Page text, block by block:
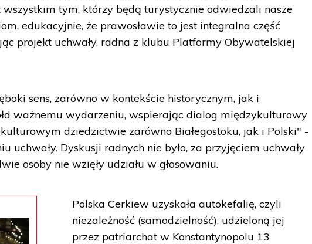
tym, którzy będą turystycznie odwiedzali nasze
edukacyjnie, że prawosławie to jest integralna część
projekt uchwały, radna z klubu Platformy Obywatelskiej
sens, zarówno w kontekście historycznym, jak i
ważnemu wydarzeniu, wspierając dialog międzykulturowy
dziedzictwie zarówno Białegostoku, jak i Polski" -
uchwały. Dyskusji radnych nie było, za przyjęciem uchwały
osoby nie wzięły udziału w głosowaniu.
Polska Cerkiew uzyskała autokefalię, czyli
niezależność (samodzielność), udzieloną jej
przez patriarchat w Konstantynopolu 13